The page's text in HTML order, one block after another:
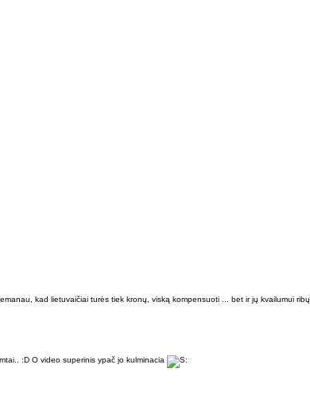
kad lietuvaičiai turės tiek kronų, viską kompensuoti ... bet ir jų kvailumui ribų
:D O video superinis ypač jo kulminacia